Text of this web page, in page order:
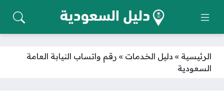
الرئيسية » دليل الخدمات » رقم واتساب النيابة العامة
السعودية